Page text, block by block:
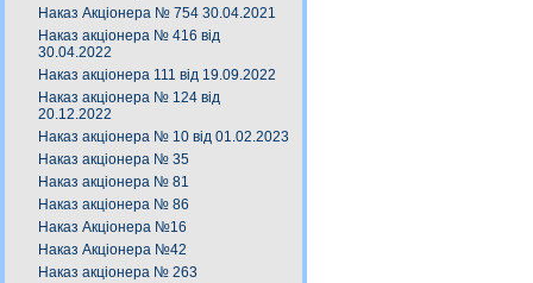
Наказ Акціонера № 754 30.04.2021
Наказ акціонера № 416 від
30.04.2022
Наказ акціонера 111 від 19.09.2022
Наказ акціонера № 124 від
20.12.2022
Наказ акціонера № 10 від 01.02.2023
Наказ акціонера № 35
Наказ акціонера № 81
Наказ акціонера № 86
Наказ Акціонера №16
Наказ Акціонера №42
Наказ акціонера № 263